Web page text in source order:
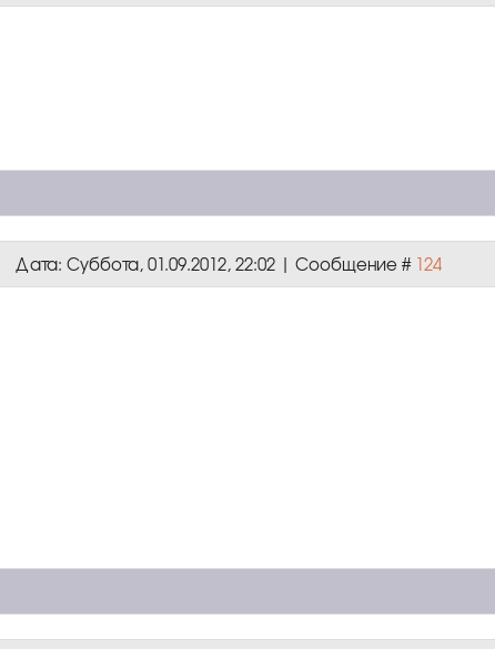
Дата: Суббота, 01.09.2012, 22:02 | Сообщение # 124